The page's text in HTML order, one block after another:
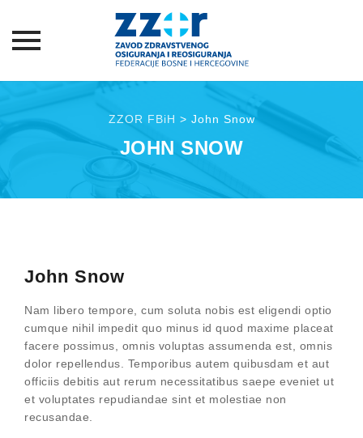
content
ZZOR FBiH > John Snow
JOHN SNOW
John Snow
Nam libero tempore, cum soluta nobis est eligendi optio
cumque nihil impedit quo minus id quod maxime placeat
facere possimus, omnis voluptas assumenda est, omnis
dolor repellendus. Temporibus autem quibusdam et aut
officiis debitis aut rerum necessitatibus saepe eveniet ut
et voluptates repudiandae sint et molestiae non
recusandae.